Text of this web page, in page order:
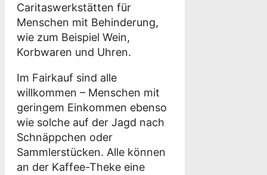
Caritaswerkstätten für
Menschen mit Behinderung,
wie zum Beispiel Wein,
Korbwaren und Uhren.
Im Fairkauf sind alle
willkommen – Menschen mit
geringem Einkommen ebenso
wie solche auf der Jagd nach
Schnäppchen oder
Sammlerstücken. Alle können
an der Kaffee-Theke eine